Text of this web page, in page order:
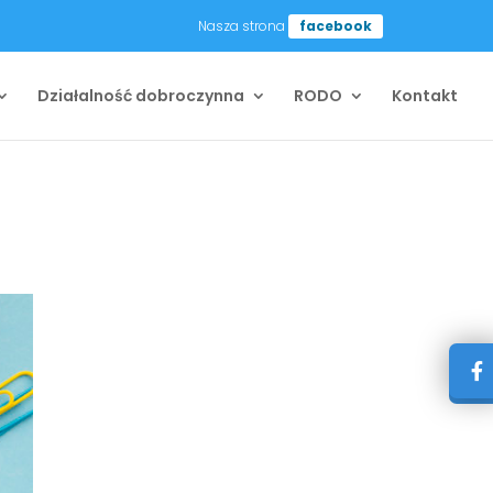
Nasza strona facebook
Działalność dobroczynna RODO Kontakt